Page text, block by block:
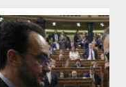
no han pagado jamás un
por no haber tenido
calle revestidos de la
y con su actitud